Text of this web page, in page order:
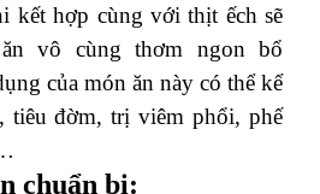
kết hợp cùng với thịt ếch sẽ
vô cùng thơm ngon bổ
của món ăn này có thể kể
tiêu đờm, trị viêm phổi, phế
chuẩn bị: